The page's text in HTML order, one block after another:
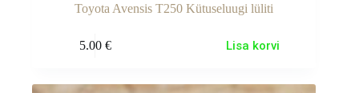
Toyota Avensis T250 Kütuseluugi lüliti
5.00 € Lisa korvi